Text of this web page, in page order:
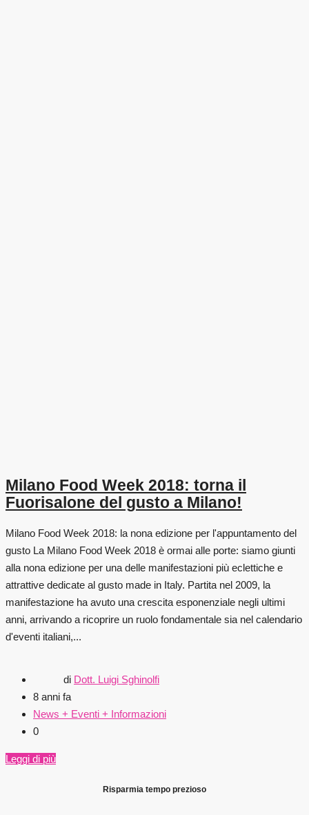
Milano Food Week 2018: torna il
Fuorisalone del gusto a Milano!
Milano Food Week 2018: la nona edizione per l'appuntamento del
gusto La Milano Food Week 2018 è ormai alle porte: siamo giunti
alla nona edizione per una delle manifestazioni più eclettiche e
attrattive dedicate al gusto made in Italy. Partita nel 2009, la
manifestazione ha avuto una crescita esponenziale negli ultimi
anni, arrivando a ricoprire un ruolo fondamentale sia nel calendario
d'eventi italiani,...
di Dott. Luigi Sghinolfi
8 anni fa
News + Eventi + Informazioni
0
Leggi di più
Risparmia tempo prezioso